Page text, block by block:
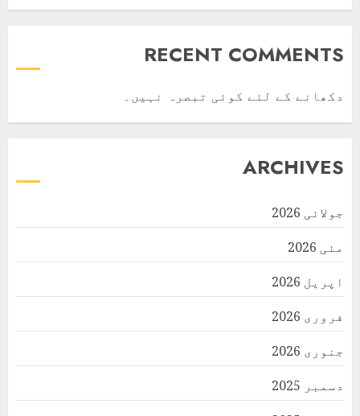
RECENT COMMENTS
دکھانے کے لئے کوئی تبصرہ نہیں۔
ARCHIVES
جولائی 2026
مئی 2026
اپریل 2026
فروری 2026
جنوری 2026
دسمبر 2025